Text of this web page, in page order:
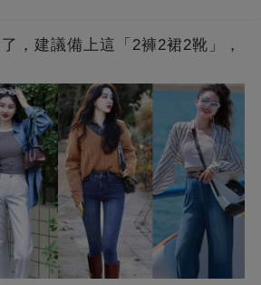
，建議備上這「2褲2裙2靴」，